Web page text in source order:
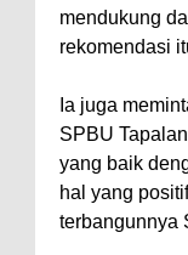
mendukung
rekomendasi
Ia juga
SPBU
yang baik
hal yang
terbangunnya